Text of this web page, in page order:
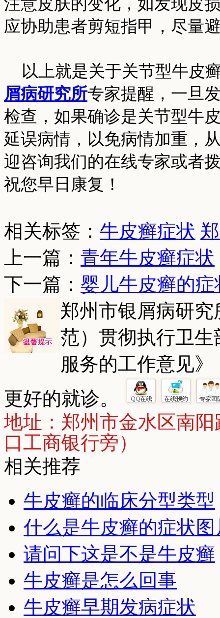
应协助患者剪短指甲，尽量
以上就是关于关节型牛皮
屑病研究所专家提醒，一旦
检查，如果确诊是关节型牛
延误病情，以免病情加重，
迎咨询我们的在线专家或者
祝您早日康复！
相关标签： 牛皮癣症状
上一篇： 青年牛皮癣症状
下一篇： 婴儿牛皮癣的
郑州市银屑病研
范）贯彻执行卫
服务的工作意见
更好的就诊。
地址：郑州市金水区南
口工商银行旁）
相关推荐
牛皮癣的临床分型类型
什么是牛皮癣的症状图
请问下这是不是牛皮癣
牛皮癣是怎么回事
牛皮癣早期发病症状